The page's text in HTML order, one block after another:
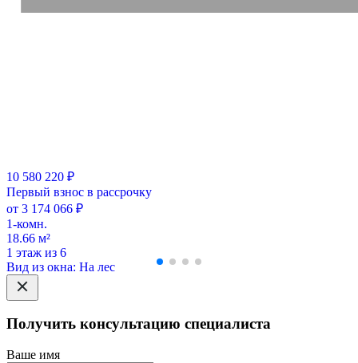
10 580 220 ₽
Первый взнос в рассрочку
от 3 174 066 ₽
1-комн.
18.66 м²
1 этаж из 6
Вид из окна: На лес
Получить консультацию специалиста
Ваше имя